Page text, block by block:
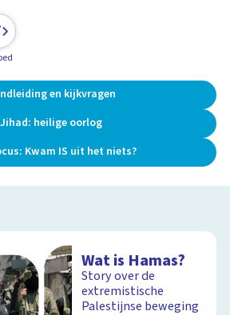
en kijkvragen
Jihad: heilige oorlog
Kwam IS uit het niets?
Wat is Hamas?
Story over de
extremistische
Palestijnse beweging